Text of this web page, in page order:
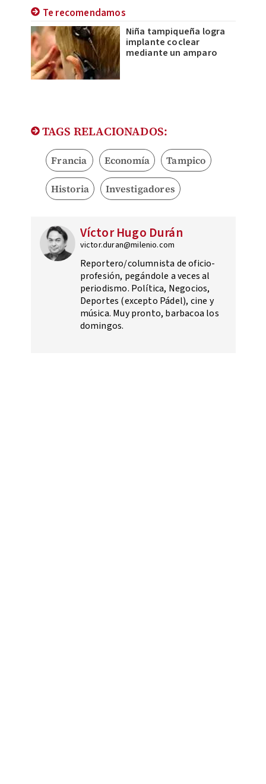
Te recomendamos
Niña tampiqueña logra
implante coclear
mediante un amparo
TAGS RELACIONADOS:
Francia Economía Tampico
Historia Investigadores
Víctor Hugo Durán
victor.duran@milenio.com
Reportero/columnista de oficio-
profesión, pegándole a veces al
periodismo. Política, Negocios,
Deportes (excepto Pádel), cine y
música. Muy pronto, barbacoa los
domingos.